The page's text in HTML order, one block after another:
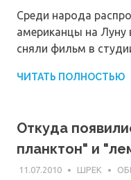
Среди народа
американцы на Луну
сняли фильм в
ЧИТАТЬ ПОЛНОСТЬЮ
Откуда
планктон" и
11.07.2010 ШРЕК